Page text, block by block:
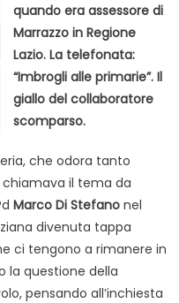
quando era assessore di
Marrazzo in Regione
Lazio. La telefonata:
“Imbrogli alle primarie”. Il
giallo del collaboratore
scomparso.
che odora tanto
chiamava il tema da
Marco Di Stefanonel
divenuta tappa
ci tengono a rimanere in
la questione della
pensando all’inchiesta